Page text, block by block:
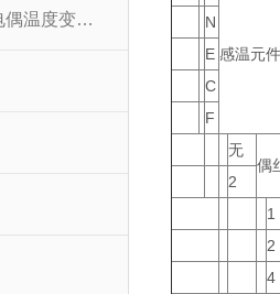
SBW系列带热电偶温度变送器
感温元
N
E
C
F
无
偶
2
1
2
4